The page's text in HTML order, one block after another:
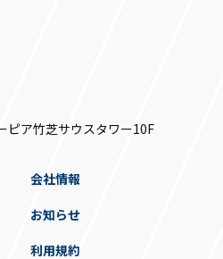
ピア竹芝サウスタワー10F
会社情報
お知らせ
利用規約